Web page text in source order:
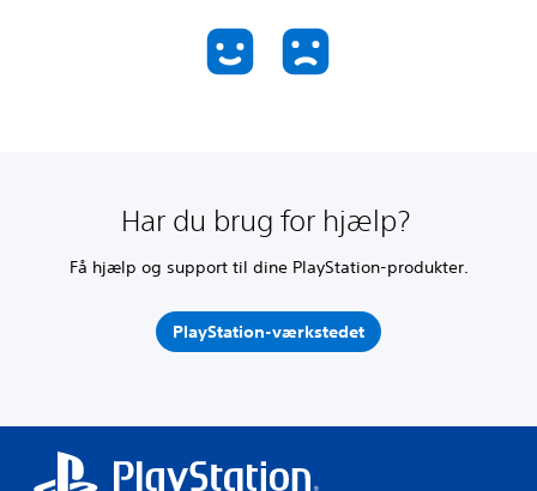
Har du brug for hjælp?
Få hjælp og support til dine PlayStation-produkter.
PlayStation-værkstedet